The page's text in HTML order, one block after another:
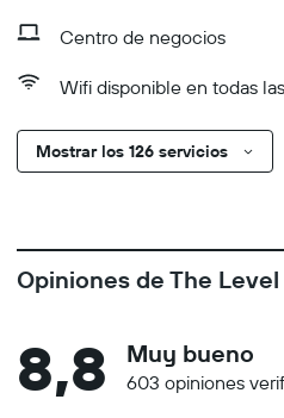
Centro de negocios
Wifi disponible en todas
Mostrar los 126 servicios
Opiniones de The
8,8 Muy bueno
603 opiniones